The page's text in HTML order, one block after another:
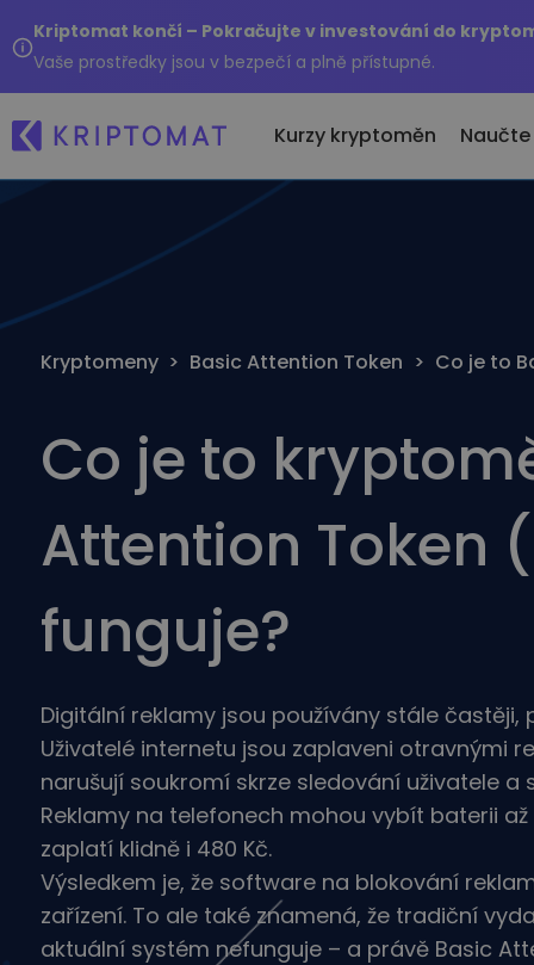
Kriptomat končí – Pokračujte v investování do
Vaše prostředky jsou v bezpečí a plně přístupné.
Kurzy kryptoměn
Najděte investiční příležitostiPřes 1000 párových
Chytrý způsob
Kriptomat
Bezpečná a
peněženka
Průzkumník investic
Najdi svou krypto
Kryptomeny > Basic Attention Token > Co je to
Co je to
Attention Token
funguje?
Digitální reklamy jsou používány stále
Uživatelé internetu jsou zaplaveni otravnými
narušují soukromí skrze sledování uživatele a
Reklamy na telefonech mohou vybít baterii
zaplatí klidně i 480 Kč.
Výsledkem je, že software na blokování
zařízení. To ale také znamená, že tradiční
aktuální systém nefunguje – a právě Basic